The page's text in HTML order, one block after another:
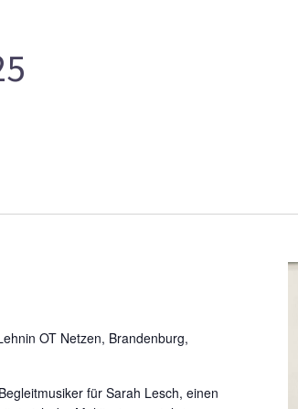
OT Netzen, Brandenburg,
für Sarah Lesch, einen